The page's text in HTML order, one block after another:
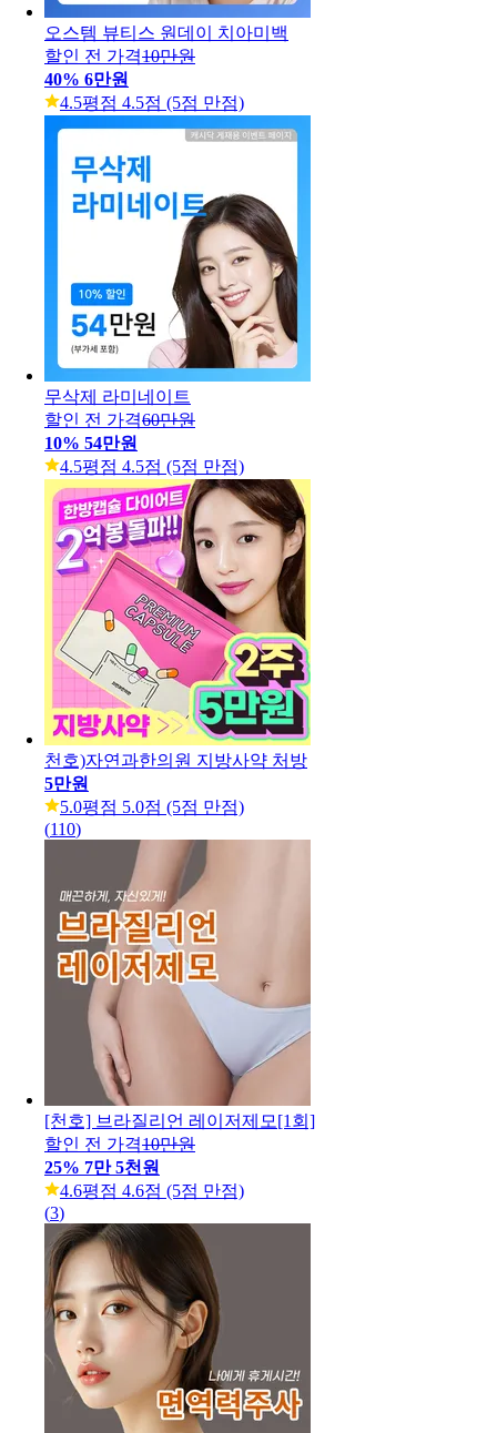
오스템 뷰티스 원데이 치아미백
할인 전 가격10만원
40% 6만원
4.5평점 4.5점 (5점 만점)
무삭제 라미네이트
할인 전 가격60만원
10% 54만원
4.5평점 4.5점 (5점 만점)
천호)자연과한의원 지방사약 처방
5만원
5.0평점 5.0점 (5점 만점)
(110)
[천호] 브라질리언 레이저제모[1회]
할인 전 가격10만원
25% 7만 5천원
4.6평점 4.6점 (5점 만점)
(3)